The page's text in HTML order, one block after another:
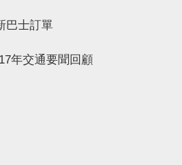
巴士訂單
年交通要聞回顧